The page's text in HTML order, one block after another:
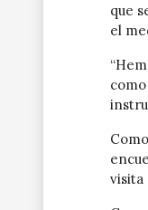
que
el
visita